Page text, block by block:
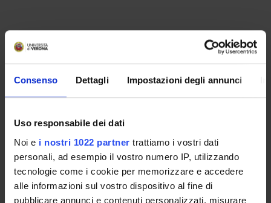
Consenso Dettagli Impostazioni degli annunci
Uso responsabile dei dati
Noi e i nostri 1022 partner trattiamo i vostri dati
personali, ad esempio il vostro numero IP, utilizzando
tecnologie come i cookie per memorizzare e accedere
alle informazioni sul vostro dispositivo al fine di
pubblicare annunci e contenuti personalizzati, misurare
Referente
5 marzo 2013